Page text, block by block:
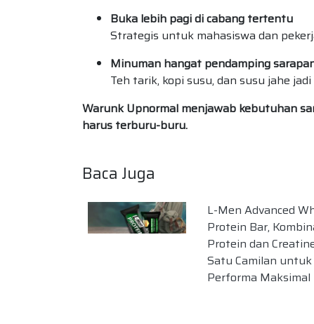
Buka lebih pagi di cabang tertentu
Strategis untuk mahasiswa dan
Minuman hangat pendamping
Teh tarik, kopi susu, dan susu jahe
Warunk Upnormal menjawab kebutuhan
harus terburu-buru.
Baca Juga
L-Men Advanced
Protein Bar,
Protein dan
Satu Camilan untuk
Performa Maksimal